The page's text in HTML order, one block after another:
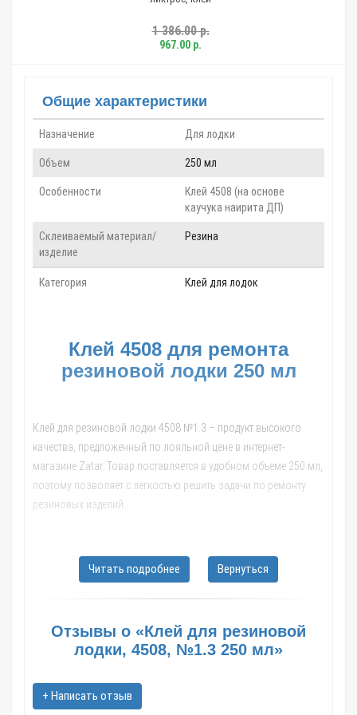
1 386.00 р.
967.00 р.
Общие характеристики
Назначение Для лодки
Объем 250 мл
Особенности
Клей 4508 (на основе
каучука наирита ДП)
Склеиваемый материал/
изделие
Резина
Категория Клей для лодок
Клей 4508 для ремонта
резиновой лодки 250 мл
Клей для резиновой лодки 4508 №1.3 – продукт высокого
качества, предложенный по лояльной цене в интернет-
магазине Zatar. Товар поставляется в удобном объеме 250 мл,
поэтому позволяет с легкостью решить задачи по ремонту
резиновых изделий.
Особенности клея для ремонта
резиновой лодки
них относят:
- качественные составляющие – каучук наирит ДП в качестве
- высокая термостойкость;
Читать подробнее Вернуться
Отзывы о «Клей для резиновой
лодки, 4508, №1.3 250 мл»
+ Написать отзыв